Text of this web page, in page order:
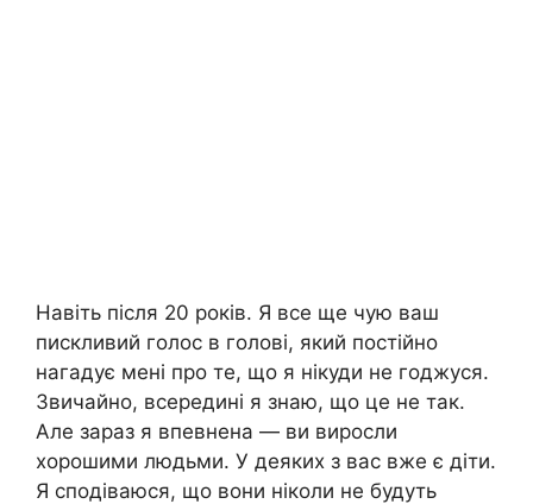
Навіть після 20 років. Я все ще чую ваш
пискливий голос в голові, який постійно
нагадує мені про те, що я нікуди не годжуся.
Звичайно, всередині я знаю, що це не так.
Але зараз я впевнена — ви виросли
хорошими людьми. У деяких з вас вже є діти.
Я сподіваюся, що вони ніколи не будуть